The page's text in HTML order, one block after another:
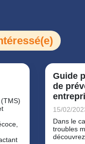
Guide
de
15/02/
Dans le
troubles